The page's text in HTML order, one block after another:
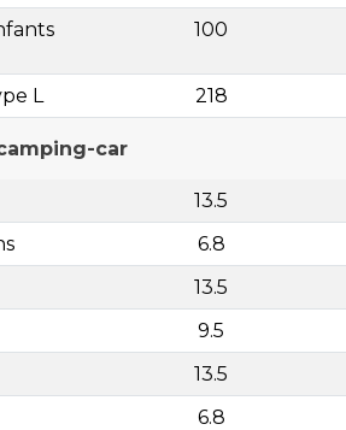
100
L 218
car
13.5
6.8
13.5
9.5
13.5
6.8